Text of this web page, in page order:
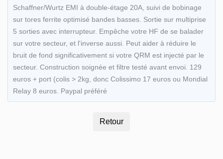
Schaffner/Wurtz EMI à double-étage 20A, suivi de bobinage
sur tores ferrite optimisé bandes basses. Sortie sur multiprise
5 sorties avec interrupteur. Empêche votre HF de se balader
sur votre secteur, et l'inverse aussi. Peut aider à réduire le
bruit de fond significativement si votre QRM est injecté par le
secteur. Construction soignée et filtre testé avant envoi. 129
euros + port (colis > 2kg, donc Colissimo 17 euros ou Mondial
Relay 8 euros. Paypal préféré